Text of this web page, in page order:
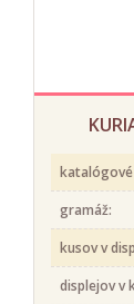
katalógové
gramáž:
kusov v
displejov v